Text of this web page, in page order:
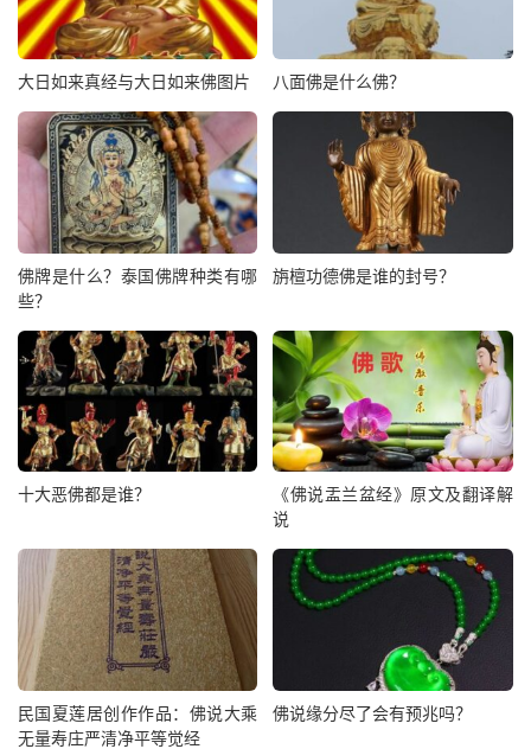
大日如来真经与大日如来佛图片 八面佛是什么佛？
佛牌是什么？泰国佛牌种类有哪
些？
旃檀功德佛是谁的封号？
十大恶佛都是谁？
《佛说盂兰盆经》原文及翻译解
说
民国夏莲居创作作品：佛说大乘
无量寿庄严清净平等觉经
佛说缘分尽了会有预兆吗？